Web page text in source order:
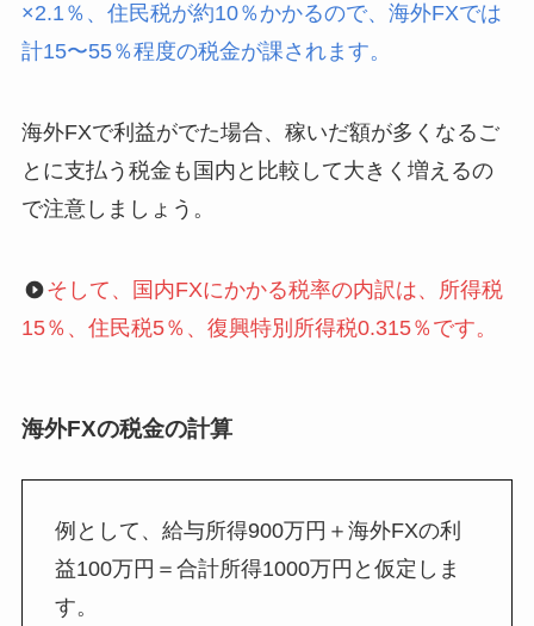
×2.1％、住民税が約10％かかるので、海外FXでは
計15〜55％程度の税金が課されます。
海外FXで利益がでた場合、稼いだ額が多くなるご
とに支払う税金も国内と比較して大きく増えるの
で注意しましょう。
そして、国内FXにかかる税率の内訳は、所得税
15％、住民税5％、復興特別所得税0.315％です。
海外FXの税金の計算
例として、給与所得900万円＋海外FXの利
益100万円＝合計所得1000万円と仮定しま
す。